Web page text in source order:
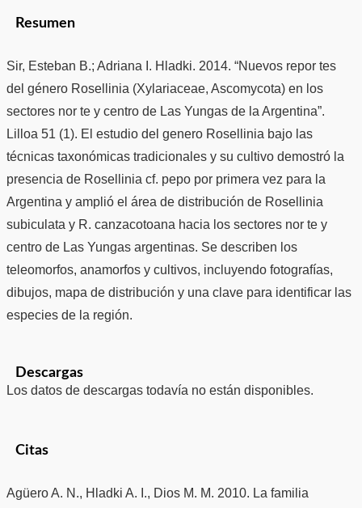
Resumen
Sir, Esteban B.; Adriana I. Hladki. 2014. “Nuevos repor tes
del género Rosellinia (Xylariaceae, Ascomycota) en los
sectores nor te y centro de Las Yungas de la Argentina”.
Lilloa 51 (1). El estudio del genero Rosellinia bajo las
técnicas taxonómicas tradicionales y su cultivo demostró la
presencia de Rosellinia cf. pepo por primera vez para la
Argentina y amplió el área de distribución de Rosellinia
subiculata y R. canzacotoana hacia los sectores nor te y
centro de Las Yungas argentinas. Se describen los
teleomorfos, anamorfos y cultivos, incluyendo fotografías,
dibujos, mapa de distribución y una clave para identificar las
especies de la región.
Descargas
Los datos de descargas todavía no están disponibles.
Citas
Agüero A. N., Hladki A. I., Dios M. M. 2010. La familia